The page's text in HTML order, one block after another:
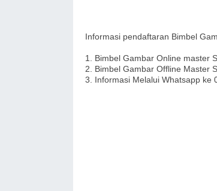
Informasi pendaftaran Bimbel
1. Bimbel Gambar Online master
2. Bimbel Gambar Offline Master
3. Informasi Melalui Whatsapp ke